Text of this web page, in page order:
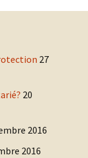
27
20
2016
2016